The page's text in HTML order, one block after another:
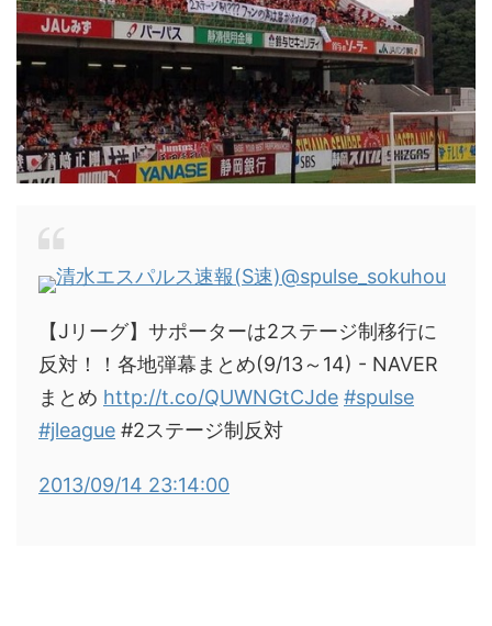
清水エスパルス速報(S速)@spulse_sokuhou
【Jリーグ】サポーターは2ステージ制移行に
反対！！各地弾幕まとめ(9/13～14) - NAVER
まとめ http://t.co/QUWNGtCJde #spulse
#jleague #2ステージ制反対
2013/09/14 23:14:00